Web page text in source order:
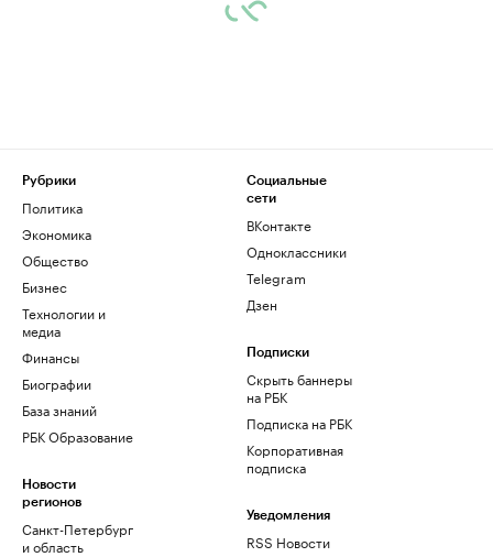
Рубрики
Политика
Экономика
Общество
Бизнес
Технологии и
медиа
Финансы
Биографии
База знаний
РБК Образование
Новости
регионов
Санкт-Петербург
и область
Социальные
сети
ВКонтакте
Одноклассники
Telegram
Дзен
Подписки
Скрыть баннеры
на РБК
Подписка на РБК
Корпоративная
подписка
Уведомления
RSS Новости